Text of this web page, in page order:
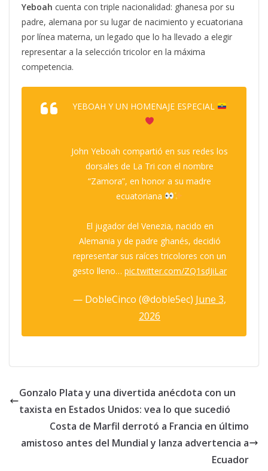
Yeboah cuenta con triple nacionalidad: ghanesa por su
padre, alemana por su lugar de nacimiento y ecuatoriana
por línea materna, un legado que lo ha llevado a elegir
representar a la selección tricolor en la máxima
competencia.
YEBOAH Y UN HOMENAJE ESPECIAL
John Yeboah compartió en sus redes los
dorsales de La Tri con el nombre
“Zamora”, en honor a su madre
ecuatoriana
El jugador del Venezia, nacido en
Alemania y de padre ghanés, decidió
representar sus raíces tricolores con un
gesto lleno… pic.twitter.com/ZQ1sdJiLar
— DobleCinco (@doble5ec) June 3,
2026
Gonzalo Plata y una divertida anécdota con un
taxista en Estados Unidos: vea lo que sucedió
Costa de Marfil derrotó a Francia en último
amistoso antes del Mundial y lanza advertencia a
Ecuador